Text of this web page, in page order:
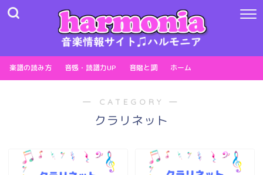
楽譜の読み方 音感・読譜力UP 音階と調 ホーム
― CATEGORY ―
クラリネット